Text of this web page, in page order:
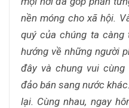
nền móng cho xã hội.
quý của chúng ta càng
hướng về những người
đây và chung vui
đảo bán sang nước
lại. Cùng nhau, ngay